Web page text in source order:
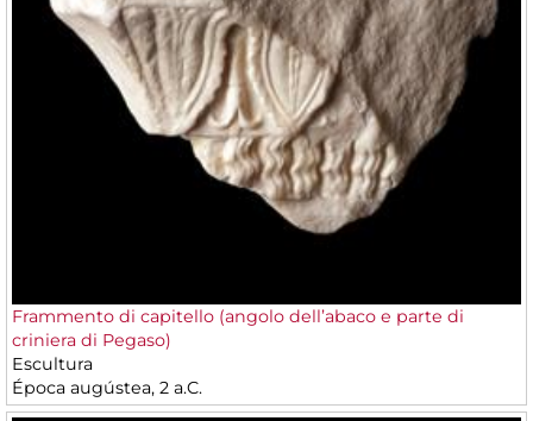
Frammento di capitello (angolo dell’abaco e parte di
criniera di Pegaso)
Escultura
Época augústea, 2 a.C.